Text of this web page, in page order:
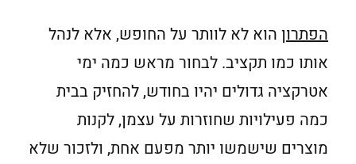
הפתרון הוא לא לוותר על החופש, אלא לנהל
אותו כמו תקציב. לבחור מראש כמה ימי
אטרקציה גדולים יהיו בחודש, להחזיק בבית
כמה פעילויות שחוזרות על עצמן, לקנות
מוצרים שישמשו יותר מפעם אחת, ולזכור שלא